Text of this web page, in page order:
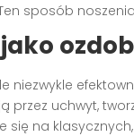
sposób
niezwykle
przez uchwyt,
się na